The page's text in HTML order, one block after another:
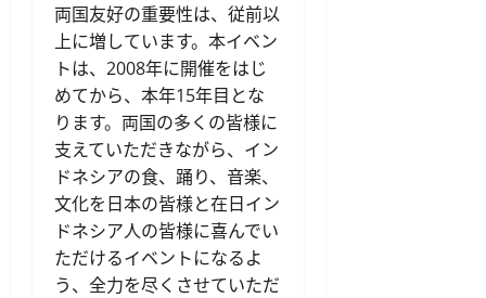
両国友好の重要性は、従前以
上に増しています。本イベン
トは、2008年に開催をはじ
めてから、本年15年目とな
ります。両国の多くの皆様に
支えていただきながら、イン
ドネシアの食、踊り、音楽、
文化を日本の皆様と在日イン
ドネシア人の皆様に喜んでい
ただけるイベントになるよ
う、全力を尽くさせていただ